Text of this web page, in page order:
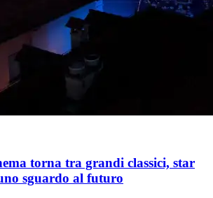
torna tra grandi classici, star
sguardo al futuro